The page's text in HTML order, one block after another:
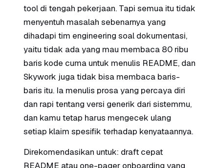
tool di tengah pekerjaan. Tapi semua itu tidak
menyentuh masalah sebenarnya yang
dihadapi tim engineering soal dokumentasi,
yaitu tidak ada yang mau membaca 80 ribu
baris kode cuma untuk menulis README, dan
Skywork juga tidak bisa membaca baris-
baris itu. Ia menulis prosa yang percaya diri
dan rapi tentang versi generik dari sistemmu,
dan kamu tetap harus mengecek ulang
setiap klaim spesifik terhadap kenyataannya.
Direkomendasikan untuk: draft cepat
README atau one-pager onboarding yang